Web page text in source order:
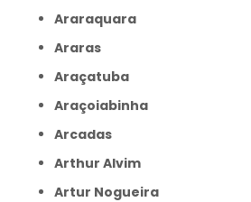
Araraquara
Araras
Araçatuba
Araçoiabinha
Arcadas
Arthur Alvim
Artur Nogueira